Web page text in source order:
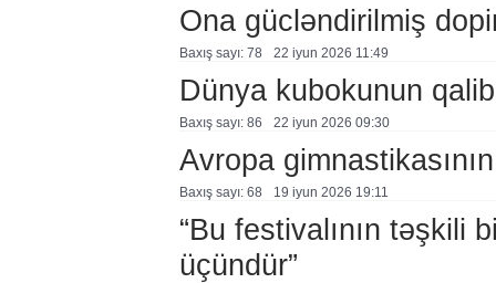
Ona gücləndirilmiş
Baxış sayı: 78 22 i̇yun 2026 11:49
Dünya kubokunun
Baxış sayı: 86 22 i̇yun 2026 09:30
Avropa
Baxış sayı: 68 19 i̇yun 2026 19:11
“Bu festivalının təşkili
üçündür”